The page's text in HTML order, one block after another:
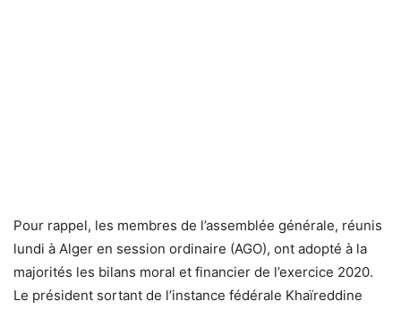
Pour rappel, les membres de l’assemblée générale, réunis
lundi à Alger en session ordinaire (AGO), ont adopté à la
majorités les bilans moral et financier de l’exercice 2020.
Le président sortant de l’instance fédérale Khaïreddine